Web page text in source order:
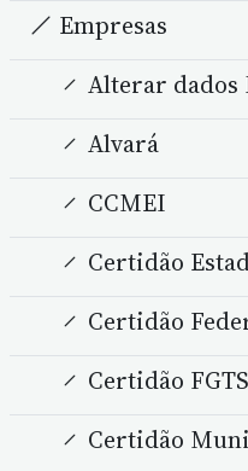
Empresas
Alterar dados
Alvará
CCMEI
Certidão
Certidão
Certidão FGTS
Certidão